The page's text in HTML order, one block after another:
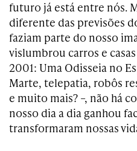
futuro já está entre nós.
diferente das previsões
faziam parte do nosso
vislumbrou carros e
2001: Uma Odisseia no
Marte, telepatia, robôs
e muito mais? –, não há
nosso dia a dia ganhou
transformaram nossas